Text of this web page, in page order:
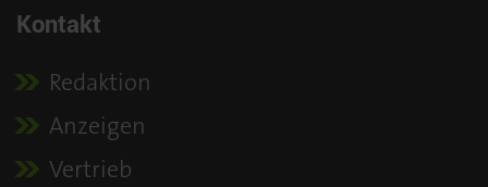
Kontakt
Redaktion
Anzeigen
Vertrieb